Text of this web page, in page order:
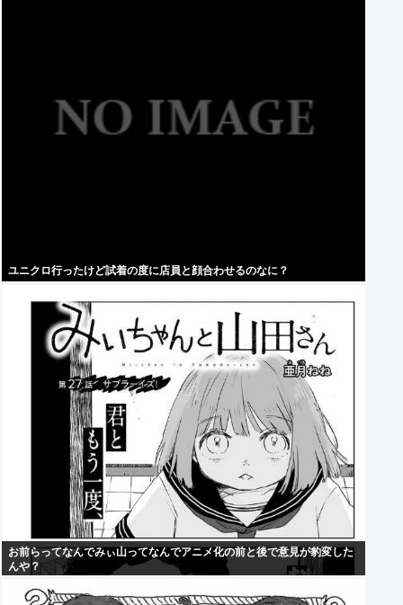
ユニクロ行ったけど試着の度に店員と顔合わせるのなに？
お前らってなんでみぃ山ってなんでアニメ化の前と後で意見が豹変した
んや？